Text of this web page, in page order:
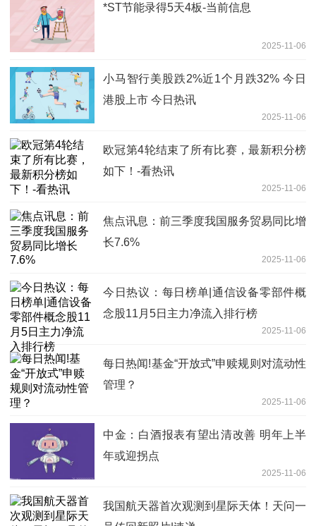
*ST节能录得5天4板-当前信息
2025-11-06
小马智行美股跌2%近1个月跌32% 今日
港股上市 今日热讯
2025-11-06
欧冠第4轮结束了所有比赛，最新积分榜
如下！-看热讯
2025-11-06
焦点讯息：前三季度我国服务贸易同比增
长7.6%
2025-11-06
今日热议：每日榜单|通信设备零部件概
念股11月5日主力净流入排行榜
2025-11-06
每日热闻!基金“开放式”申赎规则对流动性
管理？
2025-11-06
中金：白酒报表有望出清改善 明年上半
年或迎拐点
2025-11-06
我国航天器首次观测到星际天体！天问一